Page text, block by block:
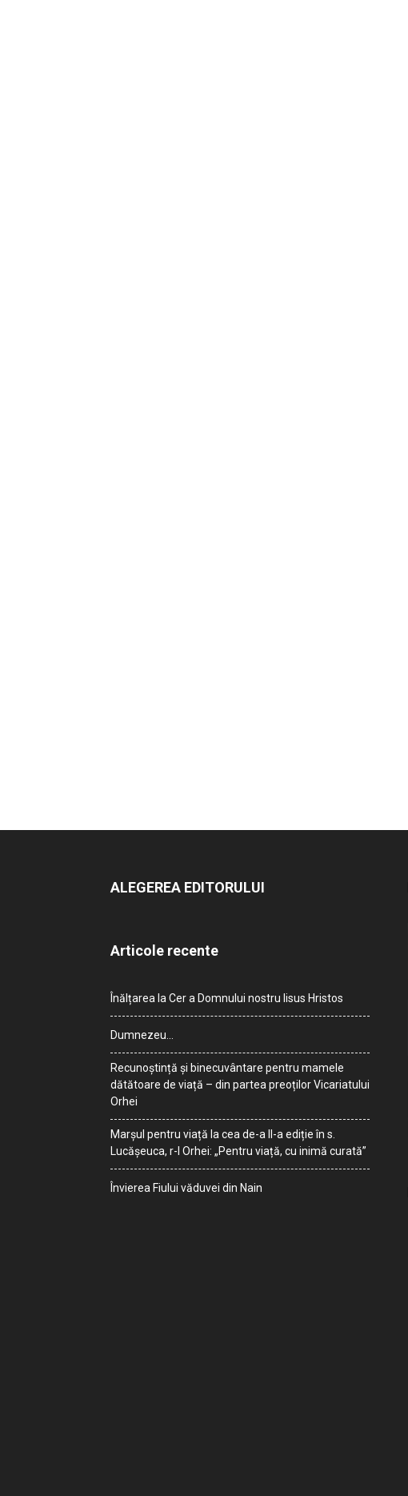
ALEGEREA EDITORULUI
Articole recente
Înălțarea la Cer a Domnului nostru Iisus Hristos
Dumnezeu…
Recunoștință și binecuvântare pentru mamele
dătătoare de viață – din partea preoților Vicariatului
Orhei
Marșul pentru viață la cea de-a II-a ediție în s.
Lucășeuca, r-l Orhei: „Pentru viață, cu inimă curată”
Învierea Fiului văduvei din Nain